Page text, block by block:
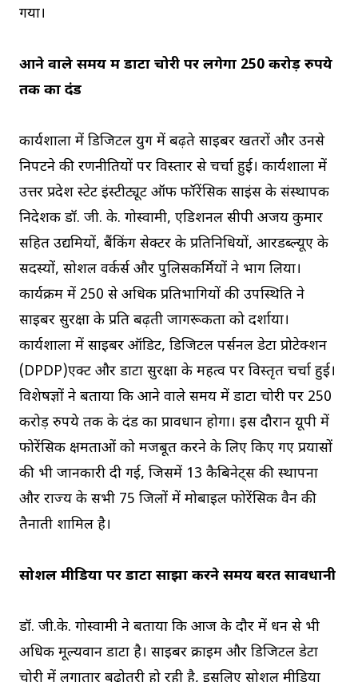
गया।
आने वाले समय में डाटा चोरी पर लगेगा 250 करोड़ रुपये
तक का दंड
कार्यशाला में डिजिटल युग में बढ़ते साइबर खतरों और उनसे
निपटने की रणनीतियों पर विस्तार से चर्चा हुई। कार्यशाला में
उत्तर प्रदेश स्टेट इंस्टीट्यूट ऑफ फॉरेंसिक साइंस के संस्थापक
निदेशक डॉ. जी. के. गोस्वामी, एडिशनल सीपी अजय कुमार
सहित उद्यमियों, बैंकिंग सेक्टर के प्रतिनिधियों, आरडब्ल्यूए के
सदस्यों, सोशल वर्कर्स और पुलिसकर्मियों ने भाग लिया।
कार्यक्रम में 250 से अधिक प्रतिभागियों की उपस्थिति ने
साइबर सुरक्षा के प्रति बढ़ती जागरूकता को दर्शाया।
कार्यशाला में साइबर ऑडिट, डिजिटल पर्सनल डेटा प्रोटेक्शन
(DPDP)एक्ट और डाटा सुरक्षा के महत्व पर विस्तृत चर्चा हुई।
विशेषज्ञों ने बताया कि आने वाले समय में डाटा चोरी पर 250
करोड़ रुपये तक के दंड का प्रावधान होगा। इस दौरान यूपी में
फोरेंसिक क्षमताओं को मजबूत करने के लिए किए गए प्रयासों
की भी जानकारी दी गई, जिसमें 13 कैबिनेट्स की स्थापना
और राज्य के सभी 75 जिलों में मोबाइल फोरेंसिक वैन की
तैनाती शामिल है।
सोशल मीडिया पर डाटा साझा करने समय बरतें सावधानी
डॉ. जी.के. गोस्वामी ने बताया कि आज के दौर में धन से भी
अधिक मूल्यवान डाटा है। साइबर क्राइम और डिजिटल डेटा